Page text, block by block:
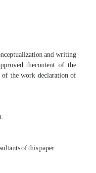
and writing
thecontent of the
of the work declaration of
of this paper.